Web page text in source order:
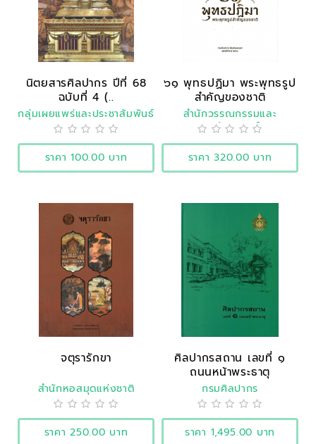
นิตยสารศิลปากร ปีที่ 68
ฉบับที่ 4 (..
กลุ่มเผยแพร่และประชาสัมพันธ์
ราคา 100.00 บาท
๖๑ พุทธปฏิมา พระพุทธรูป
สำคัญของชาติ
สำนักวรรณกรรมและ
ประวัติศาสตร์
ราคา 320.00 บาท
จตุรารักขา
สำนักหอสมุดแห่งชาติ
ราคา 250.00 บาท
ศิลปากรสถาน เลขที่ ๑
ถนนหน้าพระธาตุ
กรมศิลปากร
ราคา 1,495.00 บาท